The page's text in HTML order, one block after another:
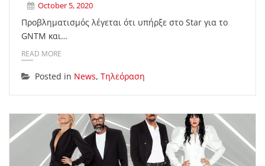
October 5, 2020
Προβληματισμός λέγεται ότι υπήρξε στο Star για το
GNTM και…
READ MORE
Posted in News, Τηλεόραση